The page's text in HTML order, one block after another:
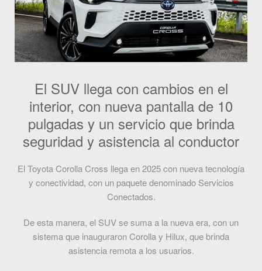
El SUV llega con cambios en el
interior, con nueva pantalla de 10
pulgadas y un servicio que brinda
seguridad y asistencia al conductor
El Toyota Corolla Cross llega en 2025 con nueva tecnología
y conectividad, con un paquete denominado Servicios
Conectados.
De esta manera, el SUV se suma a la nueva era, con un
sistema que inauguraron Corolla y Hilux, que brinda
asistencia remota a los usuarios.